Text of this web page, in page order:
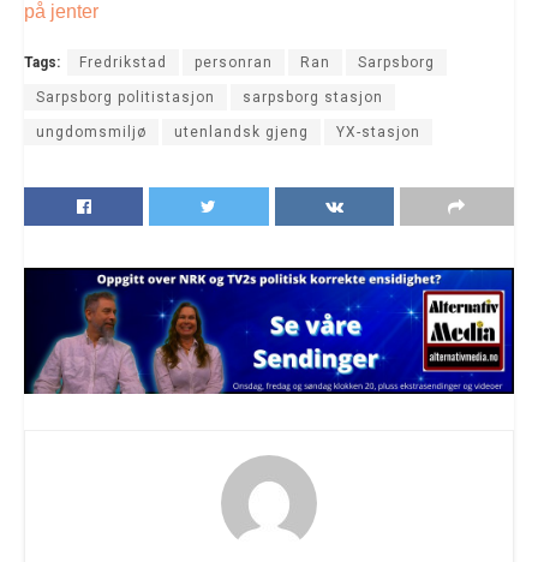
på jenter
Tags: Fredrikstad personran Ran Sarpsborg
Sarpsborg politistasjon sarpsborg stasjon
ungdomsmiljø utenlandsk gjeng YX-stasjon